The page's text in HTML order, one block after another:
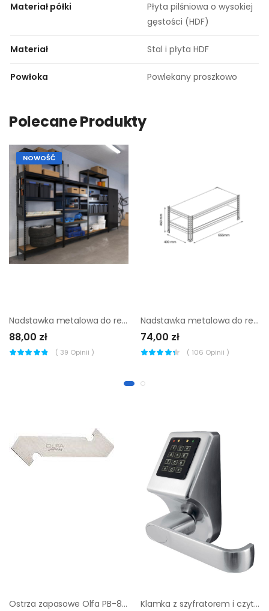
Materiał półki
Płyta pilśniowa o wysokiej
gęstości (HDF)
Materiał Stal i płyta HDF
Powłoka Powlekany proszkowo
Polecane Produkty
NOWOŚĆ
Nadstawka metalowa do regału GoodHome Rand 46 x 97 x 40 cm 2 półki 250 kg
88,00 zł
( 39 Opinii )
Nadstawka metalowa do regału GoodHome Rand 46 x 67,5 x 40 cm 2 półki 150 kg
74,00 zł
( 106 Opinii )
Ostrza zapasowe Olfa PB-800 do noży PC-L Klamka z szyfratorem i czytnikiem kart RFID Eura ELH-70B9 silver